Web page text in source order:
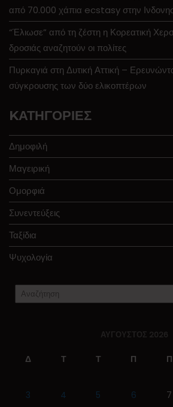
από 70.000 χάπια ecstasy στην
“Έλιωσε” από τη ζέστη η Κορεατική
δροσιάς αναζητούν οι πολίτες
Πυρκαγιά στη Δυτική Αττική –
σύγκρουσης των δύο ελικοπτέρων
KΑΤΗΓΟΡΊΕΣ
Δημοφιλή
Μαγειρική
Ομορφιά
Συνεντεύξεις
Ταξίδια
Ψυχολογία
ΑΎΓΟΥΣΤΟΣ 2026
Δ Τ Τ Π Π
3
4 5 6 7